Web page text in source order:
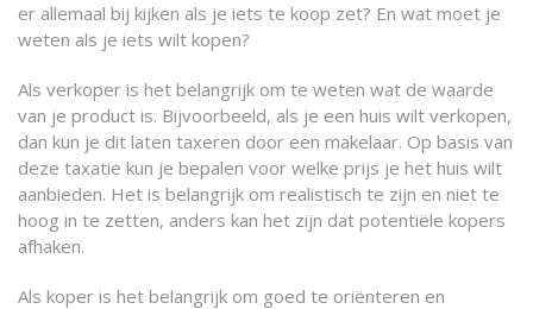
er allemaal bij kijken als je iets te koop zet? En wat moet je
weten als je iets wilt kopen?
Als verkoper is het belangrijk om te weten wat de waarde
van je product is. Bijvoorbeeld, als je een huis wilt verkopen,
dan kun je dit laten taxeren door een makelaar. Op basis van
deze taxatie kun je bepalen voor welke prijs je het huis wilt
aanbieden. Het is belangrijk om realistisch te zijn en niet te
hoog in te zetten, anders kan het zijn dat potentiële kopers
afhaken.
Als koper is het belangrijk om goed te oriënteren en